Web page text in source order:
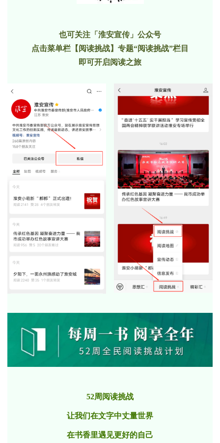
也可关注「淮安宣传」公众号
点击菜单栏【阅读挑战】 专题“阅读挑战”栏目
即可开启阅读之旅
52周阅读挑战
让我们在文字中丈量世界
在书香里遇见更好的自己